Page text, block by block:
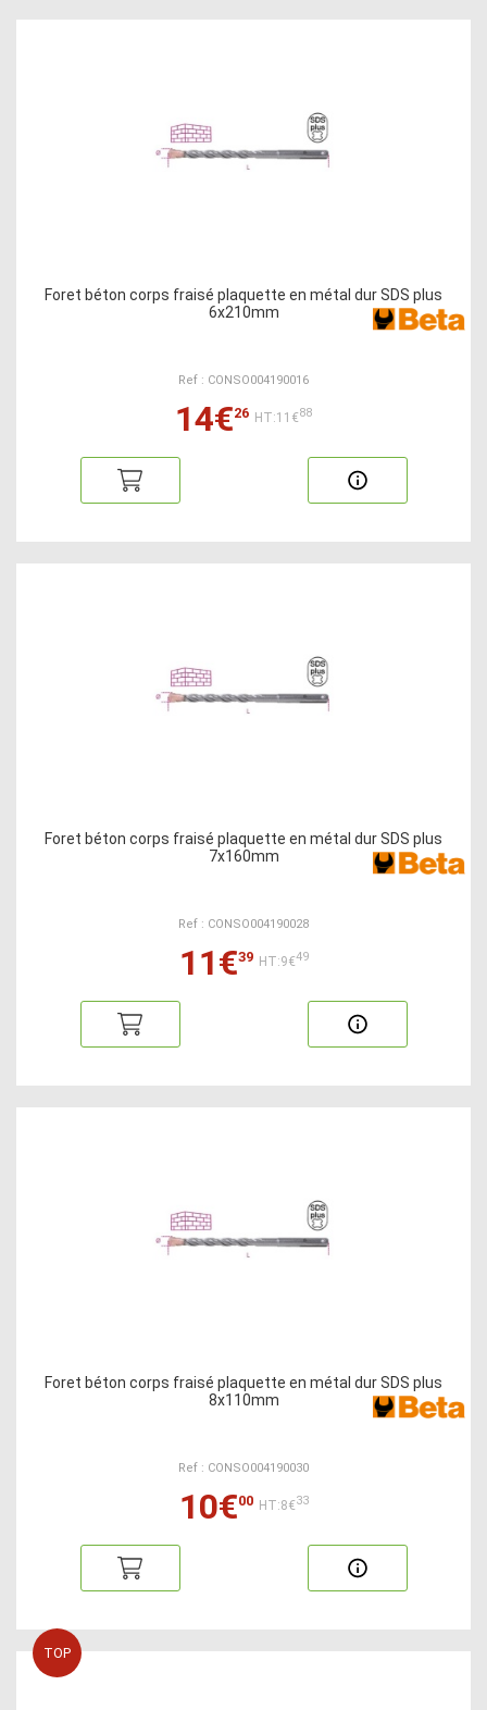
Foret béton corps fraisé plaquette en métal dur SDS plus
6x210mm
Ref : CONSO004190016
14€26 HT:11€88
Foret béton corps fraisé plaquette en métal dur SDS plus
7x160mm
Ref : CONSO004190028
11€39 HT:9€49
Foret béton corps fraisé plaquette en métal dur SDS plus
8x110mm
Ref : CONSO004190030
10€00 HT:8€33
TOP